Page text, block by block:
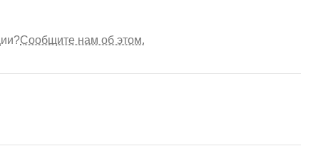
Сообщите нам об этом.